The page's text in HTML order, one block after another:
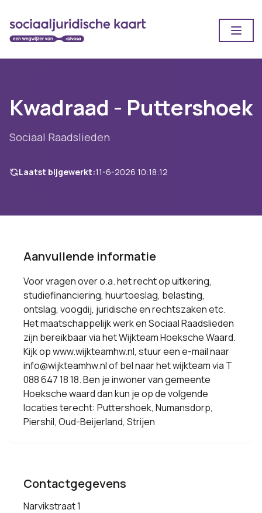
Kwadraad - Puttershoek
Sociaal Raadslieden
Laatst bijgewerkt:11-6-2026 10:18:12
Aanvullende informatie
Voor vragen over o.a. het recht op uitkering,
studiefinanciering, huurtoeslag, belasting,
ontslag, voogdij, juridische en rechtszaken etc.
Het maatschappelijk werk en Sociaal Raadslieden
zijn bereikbaar via het Wijkteam Hoeksche Waard.
Kijk op www.wijkteamhw.nl, stuur een e-mail naar
info@wijkteamhw.nl of bel naar het wijkteam via T
088 647 18 18. Ben je inwoner van gemeente
Hoeksche waard dan kun je op de volgende
locaties terecht: Puttershoek, Numansdorp,
Piershil, Oud-Beijerland, Strijen
Contactgegevens
Narvikstraat 1